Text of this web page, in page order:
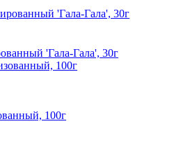
'Гала-Гала', 30г
100г